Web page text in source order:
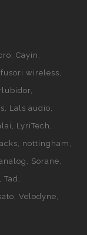
Cayin
wireless
Lals audio
LyriTech
nottingham
Sorane
Tad
Velodyne